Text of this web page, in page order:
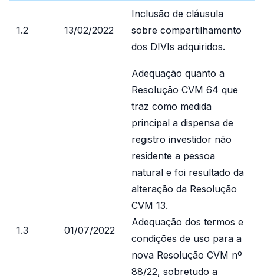
1.2 13/02/2022
Inclusão de cláusula
sobre compartilhamento
dos DIVIs adquiridos.
1.3 01/07/2022
Adequação quanto a
Resolução CVM 64 que
traz como medida
principal a dispensa de
registro investidor não
residente a pessoa
natural e foi resultado da
alteração da Resolução
CVM 13.
Adequação dos termos e
condições de uso para a
nova Resolução CVM nº
88/22, sobretudo a